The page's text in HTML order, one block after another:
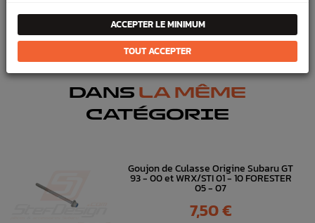
Joints & pâte
DANS LA MÊME
CATÉGORIE
Goujon de Culasse Origine Subaru GT
93 - 00 et WRX/STI 01 - 10 FORESTER
05 - 07
Prix
7,50 €
ACCEPTER LE MINIMUM
TOUT ACCEPTER